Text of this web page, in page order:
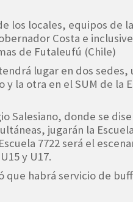
los locales, equipos de
Costa e
de Futaleufú (Chile)
lugar en dos sedes,
y la otra en el SUM de la
Salesiano, donde se
jugarán la
7722 será el
y U17.
que habrá servicio de